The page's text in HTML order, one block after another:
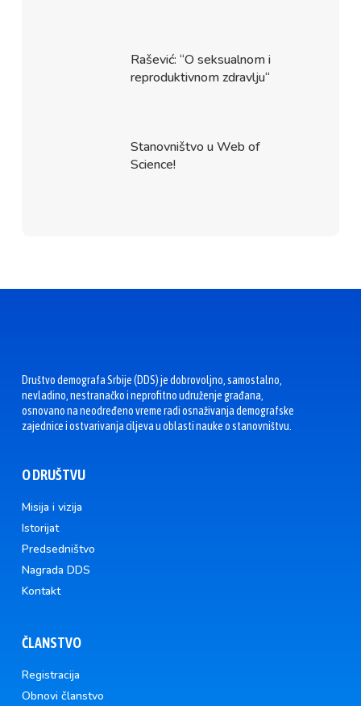
Rašević: “O seksualnom i
reproduktivnom zdravlju“
Stanovništvo u Web of
Science!
Društvo demografa Srbije (DDS) je dobrovoljno, samostalno,
nevladino, nestranačko i neprofitno udruženje građana,
osnovano na neodređeno vreme radi osnaživanja demografske
zajednice i ostvarivanja ciljeva u oblasti nauke o stanovništvu.
O DRUŠTVU
Misija i vizija
Istorijat
Predsedništvo
Nagrada DDS
Kontakt
ČLANSTVO
Registracija
Obnovi članstvo